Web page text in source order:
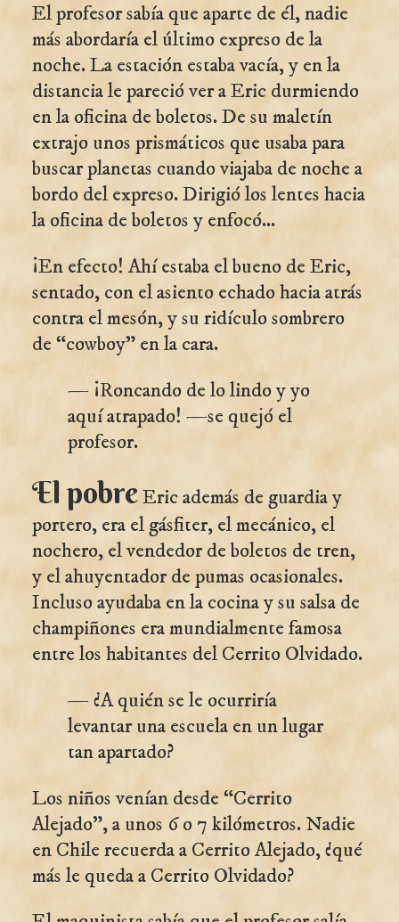
El profesor sabía que aparte de él, nadie
más abordaría el último expreso de la
noche. La estación estaba vacía, y en la
distancia le pareció ver a Eric durmiendo
en la oficina de boletos. De su maletín
extrajo unos prismáticos que usaba para
buscar planetas cuando viajaba de noche a
bordo del expreso. Dirigió los lentes hacia
la oficina de boletos y enfocó...
¡En efecto! Ahí estaba el bueno de Eric,
sentado, con el asiento echado hacia atrás
contra el mesón, y su ridículo sombrero
de “cowboy” en la cara.
— ¡Roncando de lo lindo y yo
aquí atrapado! —se quejó el
profesor.
El pobreEric además de guardia y
portero, era el gásfiter, el mecánico, el
nochero, el vendedor de boletos de tren,
y el ahuyentador de pumas ocasionales.
Incluso ayudaba en la cocina y su salsa de
champiñones era mundialmente famosa
entre los habitantes del Cerrito Olvidado.
— ¿A quién se le ocurriría
levantar una escuela en un lugar
tan apartado?
Los niños venían desde “Cerrito
Alejado”, a unos 6 o 7 kilómetros. Nadie
en Chile recuerda a Cerrito Alejado, ¿qué
más le queda a Cerrito Olvidado?